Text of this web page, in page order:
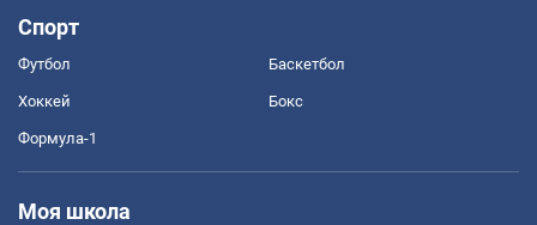
Спорт
Футбол Баскетбол
Хоккей Бокс
Формула-1
Моя школа